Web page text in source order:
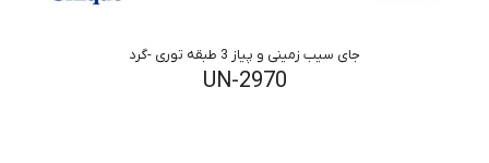
جای سیب زمینی و پیاز 3 طبقه توری -گرد
UN-2970